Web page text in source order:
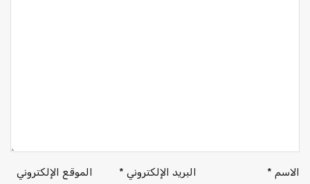
الاسم * البريد الإلكتروني * الموقع الإلكتروني